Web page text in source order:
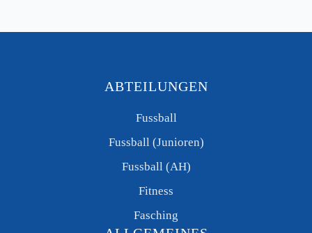
ABTEILUNGEN
Fussball
Fussball (Junioren)
Fussball (AH)
Fitness
Fasching